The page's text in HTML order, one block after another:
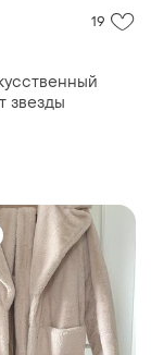
19
звезды